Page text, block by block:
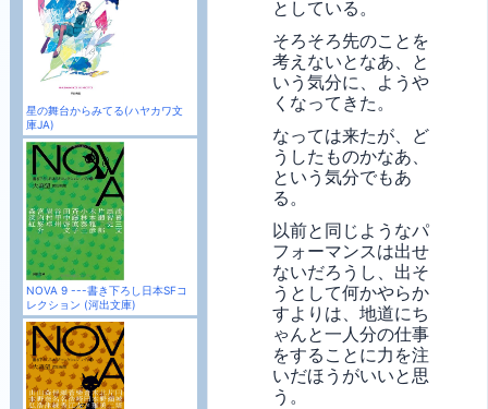
星の舞台からみてる(ハヤカワ文
庫JA)
NOVA 9 ---書き下ろし日本SFコ
レクション (河出文庫)
としている。
そろそろ先のことを
考えないとなあ、と
いう気分に、ようや
くなってきた。
なっては来たが、ど
うしたものかなあ、
という気分でもあ
る。
以前と同じようなパ
フォーマンスは出せ
ないだろうし、出そ
うとして何かやらか
すよりは、地道にち
ゃんと一人分の仕事
をすることに力を注
いだほうがいいと思
う。